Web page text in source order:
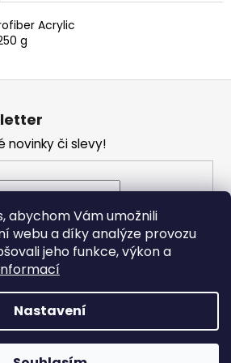
abychom Vám umožnili
webu a díky analýze provozu
jeho funkce, výkon a
Nastavení
Acrylic
g
novinky či slevy!
s podmínkami
údajů